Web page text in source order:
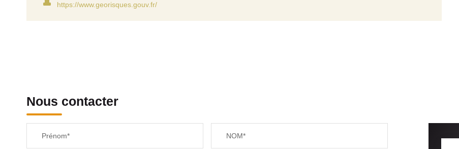
https://www.georisques.gouv.fr/
Nous contacter
Prénom* NOM*